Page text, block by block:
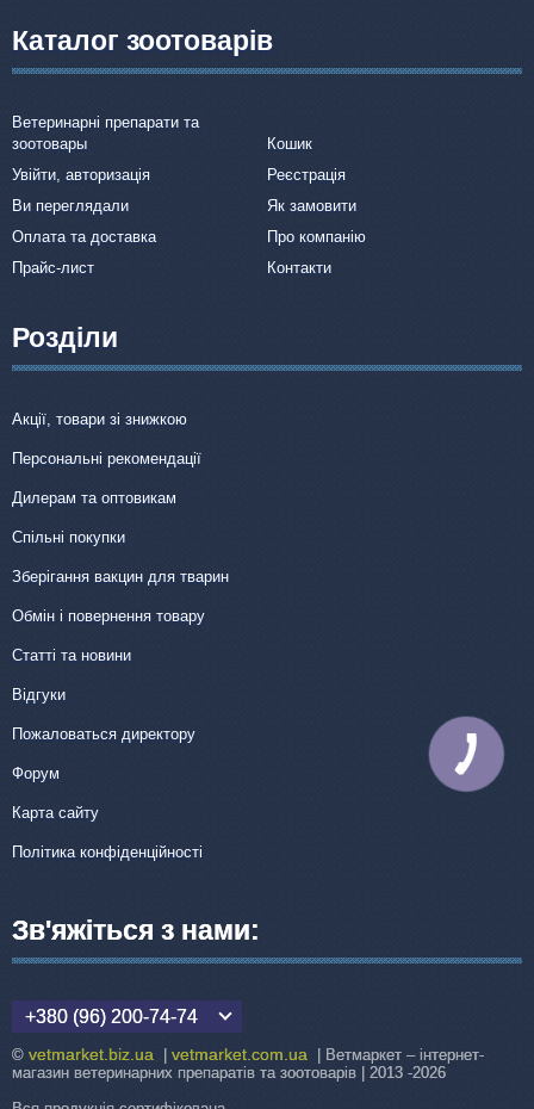
Каталог зоотоварів
Ветеринарні препарати та
зоотовары
Кошик
Увійти, авторизація
Реєстрація
Ви переглядали
Як замовити
Оплата та доставка
Про компанію
Прайс-лист
Контакти
Розділи
Акції, товари зі знижкою
Персональні рекомендації
Дилерам та оптовикам
Спільні покупки
Зберігання вакцин для тварин
Обмін і повернення товару
Статті та новини
Відгуки
Пожаловаться директору
Форум
Карта сайту
Політика конфіденційності
Зв'яжіться з нами:
+380 (96) 200-74-74
© vetmarket.biz.ua vetmarket.com.ua | Ветмаркет – інтернет-
магазин ветеринарних препаратів та зоотоварів | 2013 -2026
КНОПКА
ЗВ'ЯЗКУ